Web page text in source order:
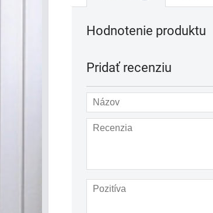
Hodnotenie produktu
Pridať recenziu